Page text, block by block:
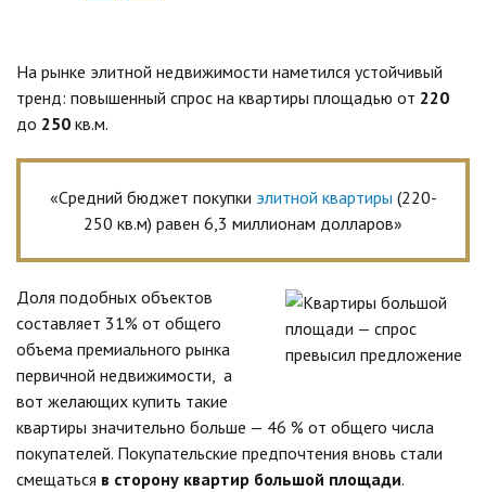
На рынке элитной недвижимости наметился устойчивый
тренд: повышенный спрос на квартиры площадью от 220
до 250 кв.м.
«Средний бюджет покупки элитной квартиры (220-
250 кв.м) равен 6,3 миллионам долларов»
Доля подобных объектов
составляет 31% от общего
объема премиального рынка
первичной недвижимости, а
вот желающих купить такие
квартиры значительно больше — 46 % от общего числа
покупателей. Покупательские предпочтения вновь стали
смещаться в сторону квартир большой площади.